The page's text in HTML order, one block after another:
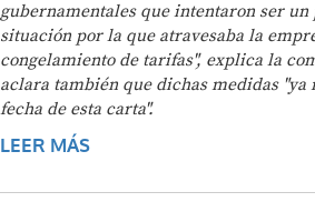
gubernamentales que intentaron ser
situación por la que atravesaba la
congelamiento de tarifas", explica la
aclara también que dichas medidas "ya
fecha de esta carta".
LEER MÁS
KIRCHNERISMO